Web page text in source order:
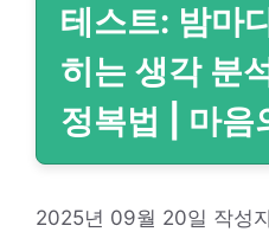
테스트: 밤마
히는 생각 분
정복법 | 마음
2025년 09월 20일 작성